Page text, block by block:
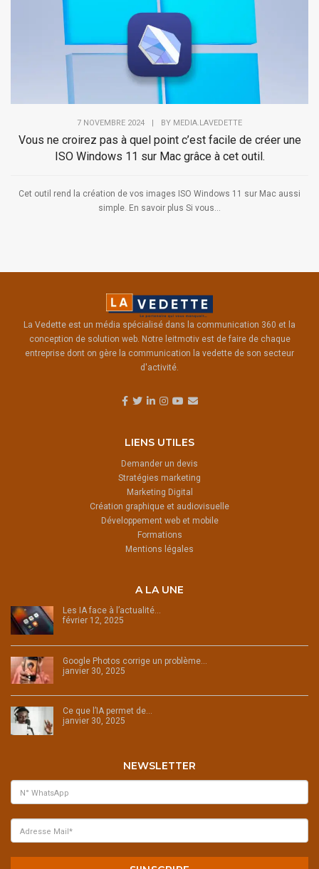
7 NOVEMBRE 2024 | BY MEDIA.LAVEDETTE
Vous ne croirez pas à quel point c’est facile de créer une
ISO Windows 11 sur Mac grâce à cet outil.
Cet outil rend la création de vos images ISO Windows 11 sur Mac aussi
simple. En savoir plus Si vous...
La Vedette est un média spécialisé dans la communication 360 et la
conception de solution web. Notre leitmotiv est de faire de chaque
entreprise dont on gère la communication la vedette de son secteur
d'activité.
LIENS UTILES
Demander un devis
Stratégies marketing
Marketing Digital
Création graphique et audiovisuelle
Développement web et mobile
Formations
Mentions légales
A LA UNE
Les IA face à l’actualité…
février 12, 2025
Google Photos corrige un problème…
janvier 30, 2025
Ce que l’IA permet de…
janvier 30, 2025
NEWSLETTER